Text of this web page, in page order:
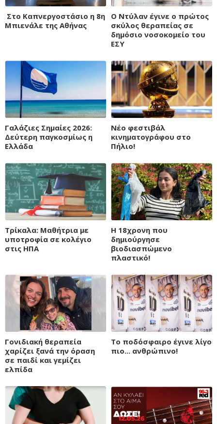
Στο Καπνεργοστάσιο η 8η
Μπιενάλε της Αθήνας
Ο Ντύλαν έγινε ο πρώτος
σκύλος θεραπείας σε
δημόσιο νοσοκομείο του
ΕΣΥ
Γαλάζιες Σημαίες 2026:
Δεύτερη παγκοσμίως η
Ελλάδα
Νέο φεστιβάλ
κινηματογράφου στο
Πήλιο!
Τρίκαλα: Μαθήτρια με
υποτροφία σε κολέγιο
στις ΗΠΑ
Η 18χρονη που
δημιούργησε
βιοδιασπώμενο
πλαστικό!
Γονιδιακή θεραπεία
χαρίζει ξανά την όραση
σε παιδί και γεμίζει
ελπίδα
Το ποδόσφαιρο έγινε λίγο
πιο... ανθρώπινο!